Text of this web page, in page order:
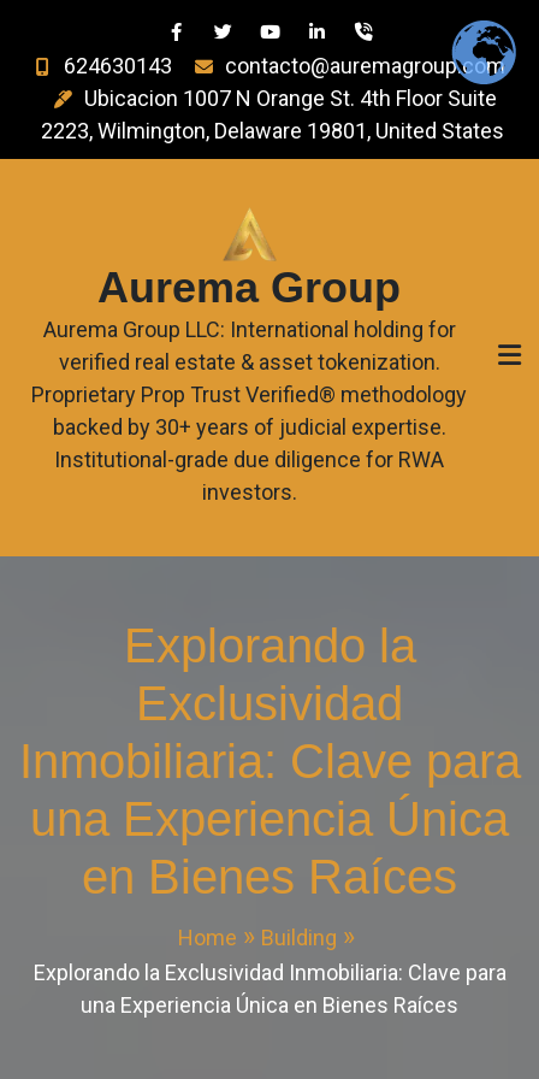
624630143
contacto@auremagroup.com
Ubicacion 1007 N Orange St. 4th Floor Suite
2223, Wilmington, Delaware 19801, United States
Aurema Group
Aurema Group LLC: International holding for
verified real estate & asset tokenization.
Proprietary Prop Trust Verified® methodology
backed by 30+ years of judicial expertise.
Institutional-grade due diligence for RWA
investors.
Explorando la
Exclusividad
Inmobiliaria: Clave para
una Experiencia Única
en Bienes Raíces
Home
Building
Explorando la Exclusividad Inmobiliaria: Clave para
una Experiencia Única en Bienes Raíces